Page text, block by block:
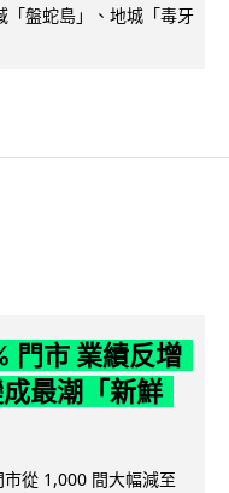
盤蛇島」、地城「毒牙
門市 業績反增
最潮「新鮮
從 1,000 間大幅減至